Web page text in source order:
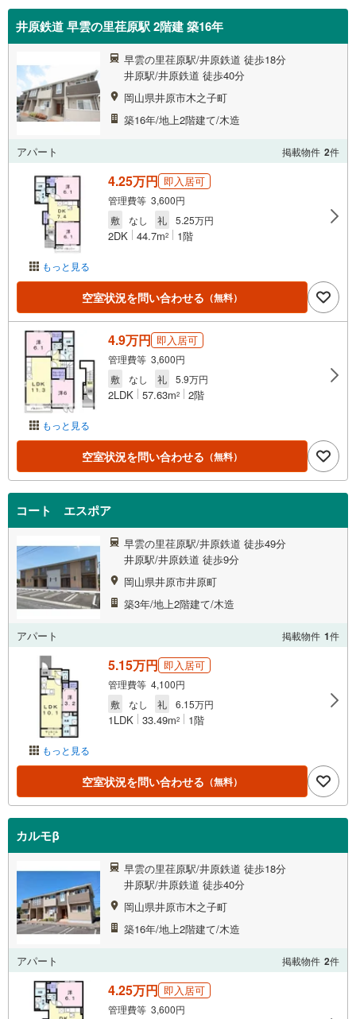
井原鉄道 早雲の里荏原駅 2階建 築16年
早雲の里荏原駅/井原鉄道 徒歩18分
井原駅/井原鉄道 徒歩40分
岡山県井原市木之子町
築16年/地上2階建て/木造
アパート 掲載物件 2件
もっと見る
4.25万円 即入居可
管理費等 3,600円
敷
なし 礼 5.25万円
2DK 44.7m2 1階
空室状況を問い合わせる （無料）
もっと見る
4.9万円 即入居可
管理費等 3,600円
敷
なし 礼 5.9万円
2LDK 57.63m2 2階
空室状況を問い合わせる （無料）
コート エスポア
早雲の里荏原駅/井原鉄道 徒歩49分
井原駅/井原鉄道 徒歩9分
岡山県井原市井原町
築3年/地上2階建て/木造
アパート 掲載物件 1件
もっと見る
5.15万円 即入居可
管理費等 4,100円
敷
なし 礼 6.15万円
1LDK 33.49m2 1階
空室状況を問い合わせる （無料）
カルモβ
早雲の里荏原駅/井原鉄道 徒歩18分
井原駅/井原鉄道 徒歩40分
岡山県井原市木之子町
築16年/地上2階建て/木造
アパート 掲載物件 2件
4.25万円 即入居可
管理費等 3,600円